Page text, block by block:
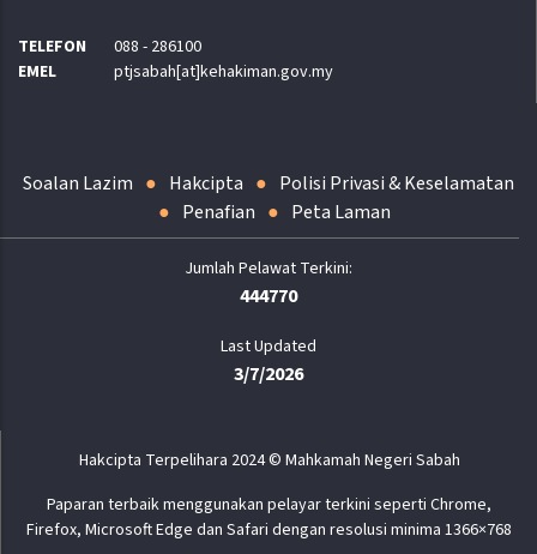
TELEFON
088 - 286100
EMEL
ptjsabah[at]kehakiman.gov.my
Soalan Lazim Hakcipta
Polisi Privasi & Keselamatan
Penafian
Peta Laman
444770
Last Updated
3/7/2026
Hakcipta Terpelihara 2024 © Mahkamah Negeri Sabah
Paparan terbaik menggunakan pelayar terkini seperti Chrome,
Firefox, Microsoft Edge dan Safari dengan resolusi minima 1366×768